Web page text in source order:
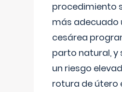
procedimiento
más adecuado
cesárea
parto natural, y
un riesgo
rotura de útero